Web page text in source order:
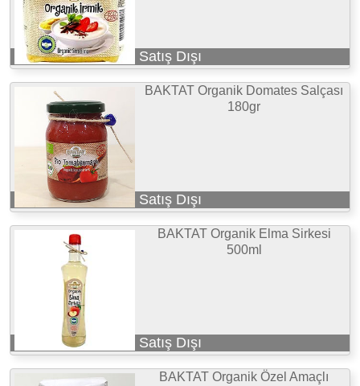
Satış Dışı
BAKTAT Organik Domates Salçası
180gr
Satış Dışı
BAKTAT Organik Elma Sirkesi
500ml
Satış Dışı
BAKTAT Organik Özel Amaçlı